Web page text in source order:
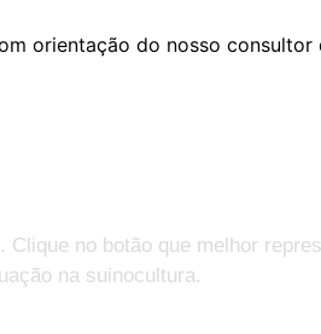
orientação do nosso consultor
no botão que melhor
na suinocultura.